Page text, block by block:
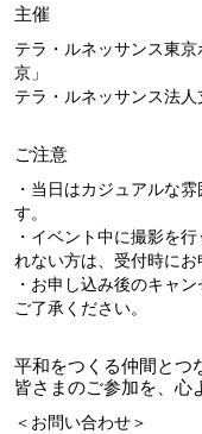
主催
テラ・ルネッサンス東
京」
テラ・ルネッサンス法人
ご注意
・当日はカジュアルな
す。
・イベント中に撮影を
れない方は、受付時にお
・お申し込み後のキャ
ご了承ください。
平和をつくる仲間とつ
皆さまのご参加を、心
＜お問い合わせ＞